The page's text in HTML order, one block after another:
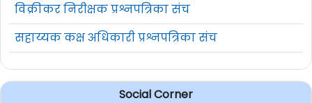
विक्रीकर निरीक्षक प्रश्नपत्रिका संच
सहाय्यक कक्ष अधिकारी प्रश्नपत्रिका संच
Social Corner